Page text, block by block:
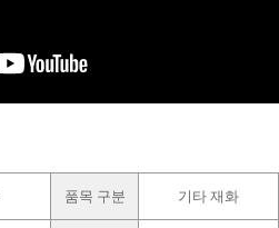
품목 구분 기타 재화